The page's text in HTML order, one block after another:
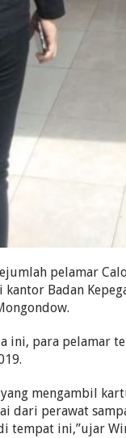
pelamar
Badan
ini, para pelamar
mengambil
dari perawat
tempat ini,”ujar